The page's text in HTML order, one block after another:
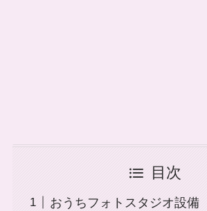
目次
おうちフォトスタジオ設備